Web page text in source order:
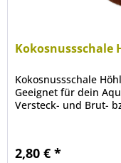
Kokosnussschale
Kokosnussschale
Geeignet für dein
Versteck- und Brut-
2,80 € *